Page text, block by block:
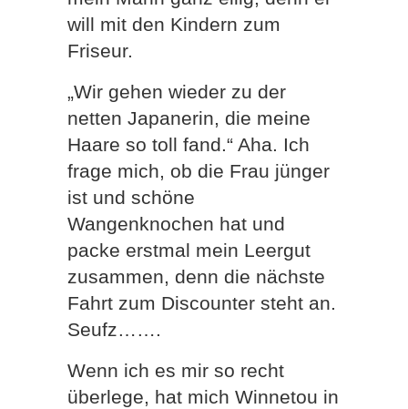
will mit den Kindern zum
Friseur.
„Wir gehen wieder zu der
netten Japanerin, die meine
Haare so toll fand.“ Aha. Ich
frage mich, ob die Frau jünger
ist und schöne
Wangenknochen hat und
packe erstmal mein Leergut
zusammen, denn die nächste
Fahrt zum Discounter steht an.
Seufz…….
Wenn ich es mir so recht
überlege, hat mich Winnetou in